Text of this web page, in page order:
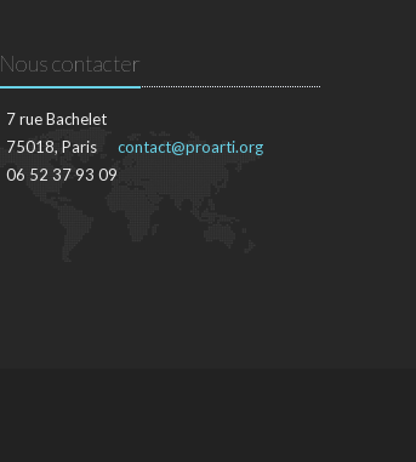
Nous contacter
7 rue Bachelet
75018, Paris
06 52 37 93 09
contact@proarti.org